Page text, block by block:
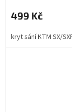
499 Kč
kryt sání KTM SX/